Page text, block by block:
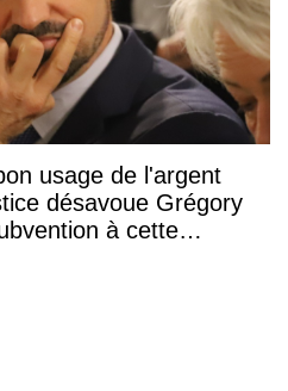
usage de l'argent
désavoue Grégory
à cette